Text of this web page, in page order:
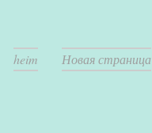
heim Новая страница